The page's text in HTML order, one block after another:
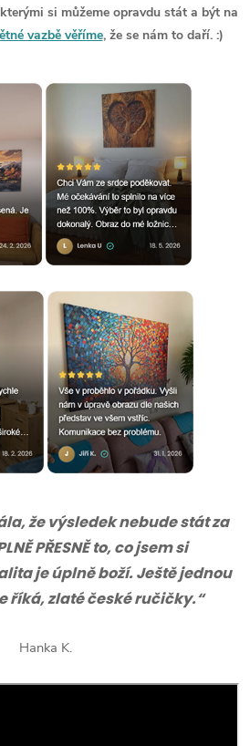
si můžeme opravdu stát a být na
vazbě věříme, že se nám to daří. :)
že výsledek nebude stát za
PŘESNĚ to, co jsem si
je úplně boží. Ještě jednou
říká, zlaté české ručičky.“
Hanka K.